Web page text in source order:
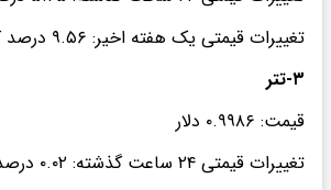
تغییرات قیمتی یک هفته اخیر: ۹.۵۶ درصد کاهش
۳-تتر
قیمت: ۰.۹۹۸۶ دلار
تغییرات قیمتی ۲۴ ساعت گذشته: ۰.۰۲ درصد افزایش